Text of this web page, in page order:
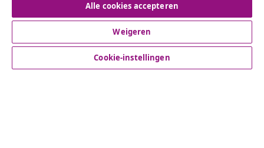
Klantenservice
Alle cookies accepteren
Weigeren
Cookie-instellingen